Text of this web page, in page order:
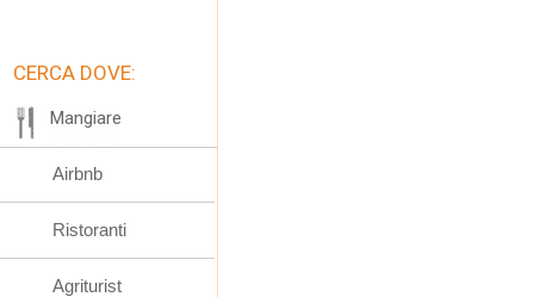
CERCA DOVE:
Mangiare
Airbnb
Ristoranti
Agriturist